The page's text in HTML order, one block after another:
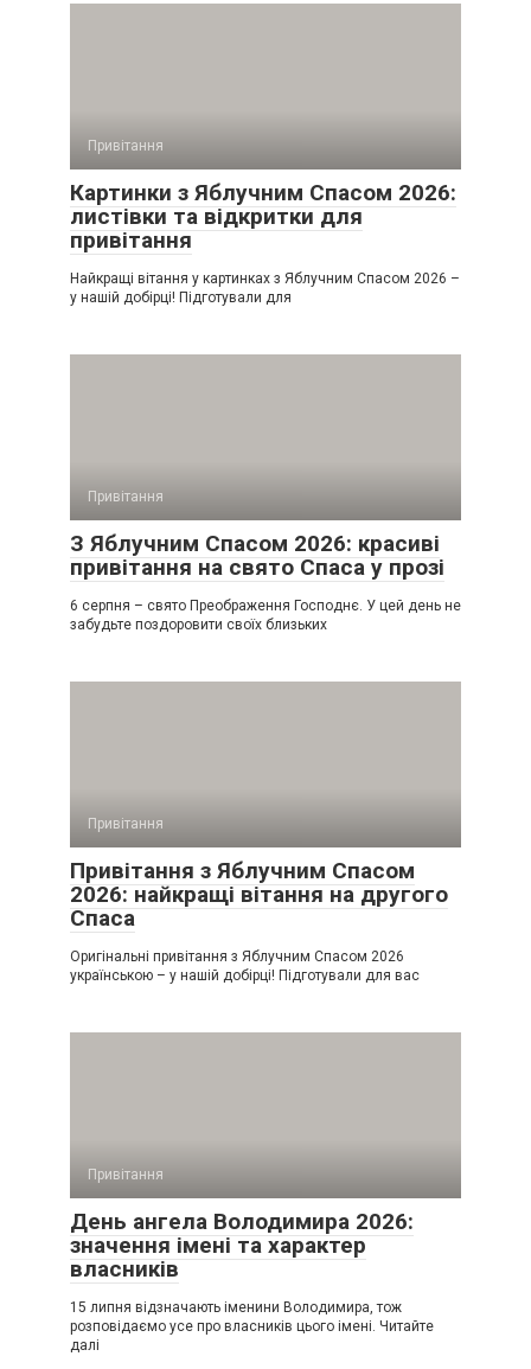
Привітання
Картинки з Яблучним Спасом 2026:
листівки та відкритки для
привітання
Найкращі вітання у картинках з Яблучним Спасом 2026 –
у нашій добірці! Підготували для
Привітання
З Яблучним Спасом 2026: красиві
привітання на свято Спаса у прозі
6 серпня – свято Преображення Господнє. У цей день не
забудьте поздоровити своїх близьких
Привітання
Привітання з Яблучним Спасом
2026: найкращі вітання на другого
Спаса
Оригінальні привітання з Яблучним Спасом 2026
українською – у нашій добірці! Підготували для вас
Привітання
День ангела Володимира 2026:
значення імені та характер
власників
15 липня відзначають іменини Володимира, тож
розповідаємо усе про власників цього імені. Читайте
далі